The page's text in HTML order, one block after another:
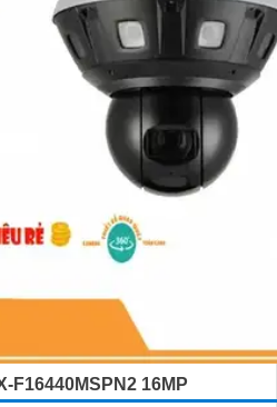
F16440MSPN2 16MP